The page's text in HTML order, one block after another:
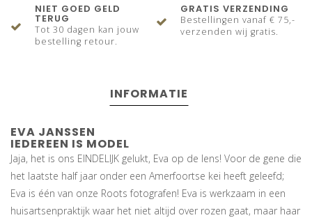
NIET GOED GELD
TERUG
Tot 30 dagen kan jouw
bestelling retour.
GRATIS VERZENDING
Bestellingen vanaf € 75,-
verzenden wij gratis.
INFORMATIE
EVA JANSSEN
IEDEREEN IS MODEL
Jaja, het is ons EINDELIJK gelukt, Eva op de lens! Voor de gene die
het laatste half jaar onder een Amerfoortse kei heeft geleefd;
Eva is één van onze Roots fotografen! Eva is werkzaam in een
huisartsenpraktijk waar het niet altijd over rozen gaat, maar haar